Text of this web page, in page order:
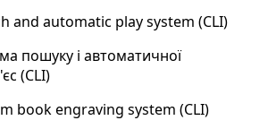
and automatic play system (CLI)
пошуку і автоматичної
(CLI)
book engraving system (CLI)